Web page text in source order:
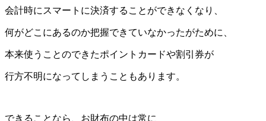
会計時にスマートに決済することができなくなり、
何がどこにあるのか把握できていなかったがために、
本来使うことのできたポイントカードや割引券が
行方不明になってしまうこともあります。
できることなら、お財布の中は常に